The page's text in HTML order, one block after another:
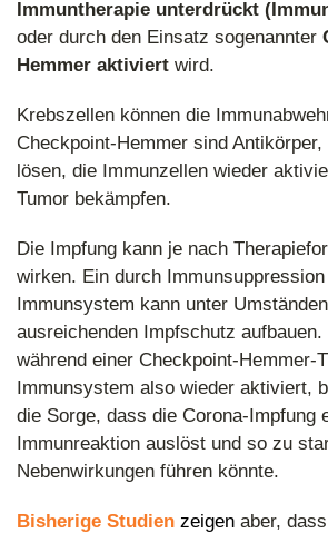
Immuntherapie unterdrückt
oder durch den Einsatz sogenannter
Hemmer aktiviert wird.
Krebszellen können die
Checkpoint-Hemmer sind
lösen, die Immunzellen wieder
Tumor bekämpfen.
Die Impfung kann je nach
wirken. Ein durch
Immunsystem kann unter
ausreichenden Impfschutz
während einer Checkpoint-Hemmer-
Immunsystem also wieder aktiviert,
die Sorge, dass die Corona-Impfung
Immunreaktion auslöst und so zu
Nebenwirkungen führen könnte.
Bisherige Studien zeigen aber,